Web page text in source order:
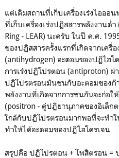
แต่เดิมสถานที่เก็บเครื่องเร่งไอออ
ที่เก็บเครื่องเร่งปฏิสสารพลังงานต่
Ring - LEAR) นะครับ ในปี ค.ศ.
ของปฏิสสารครั้งแรกที่เกิดจากเครื่
(antihydrogen) อะตอมของปฏิไฮ
การเร่งปฏิโปรตอน (antiproton)
ปฏิโปรตรอนมันชนกับอะตอมของ
พลังงานที่เกิดจากการชนกันจะก่อใ
(positron - คู่ปฏิยานุภาคของอิเล็ก
ใกล้กับปฏิโปรตรอนมากพอที่จะทำ
ทำให้ได้อะตอมของปฏิไฮโดรเจน
สรุปคือ ปฏิโปรตอน + โพสิตรอน =